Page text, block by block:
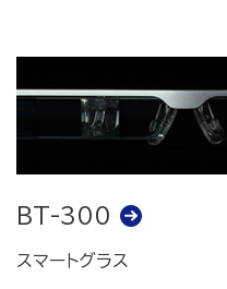
BT-300
スマートグラス